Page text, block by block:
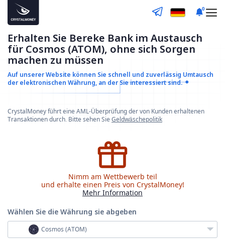
0
Erhalten Sie Bereke Bank im Austausch
für Cosmos (ATOM), ohne sich Sorgen
machen zu müssen
Auf unserer Website können Sie schnell und zuverlässig Umtausch
der elektronischen Währung, an der Sie interessiert sind.
CrystalMoney führt eine AML-Überprüfung der von Kunden erhaltenen
Transaktionen durch. Bitte sehen SieGeldwäschepolitik
Nimm am Wettbewerb teil
und erhalte einen Preis von CrystalMoney!
Mehr Information
Wählen Sie die Währung sie abgeben
Cosmos (ATOM)